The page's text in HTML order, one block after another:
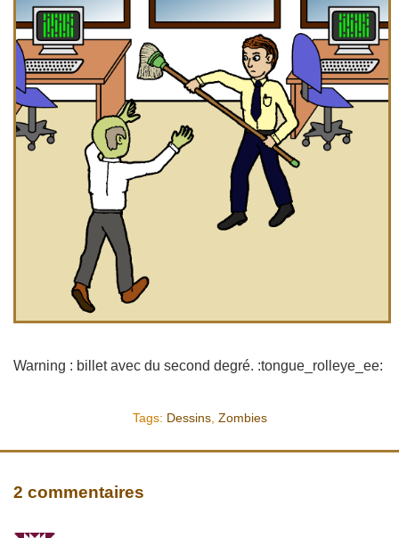
Warning : billet avec du second degré. :tongue_rolleye_ee:
Tags: Dessins, Zombies
2 commentaires